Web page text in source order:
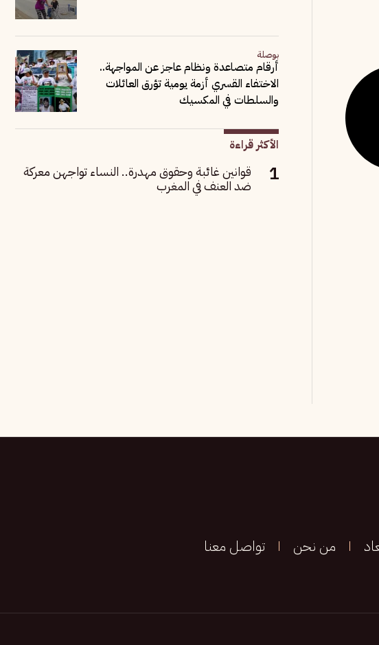
بوصلة
أرقام متصاعدة ونظام عاجز عن المواجهة..
الاختفاء القسري أزمة يومية تؤرق العائلات
والسلطات في المكسيك
الأكثر قراءة
قوانين غائبة وحقوق مهدرة.. النساء تواجهن معركة
ضد العنف في المغرب
من نحن تواصل معنا